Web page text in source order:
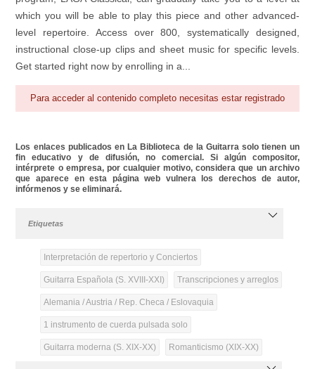
which you will be able to play this piece and other advanced-
level repertoire. Access over 800, systematically designed,
instructional close-up clips and sheet music for specific levels.
Get started right now by enrolling in a...
Para acceder al contenido completo necesitas estar registrado
Los enlaces publicados en La Biblioteca de la Guitarra solo tienen un
fin educativo y de difusión, no comercial. Si algún compositor,
intérprete o empresa, por cualquier motivo, considera que un archivo
que aparece en esta página web vulnera los derechos de autor,
infórmenos y se eliminará.
Etiquetas
Interpretación de repertorio y Conciertos
Guitarra Española (S. XVIII-XXI) Transcripciones y arreglos
Alemania / Austria / Rep. Checa / Eslovaquia
1 instrumento de cuerda pulsada solo
Guitarra moderna (S. XIX-XX) Romanticismo (XIX-XX)